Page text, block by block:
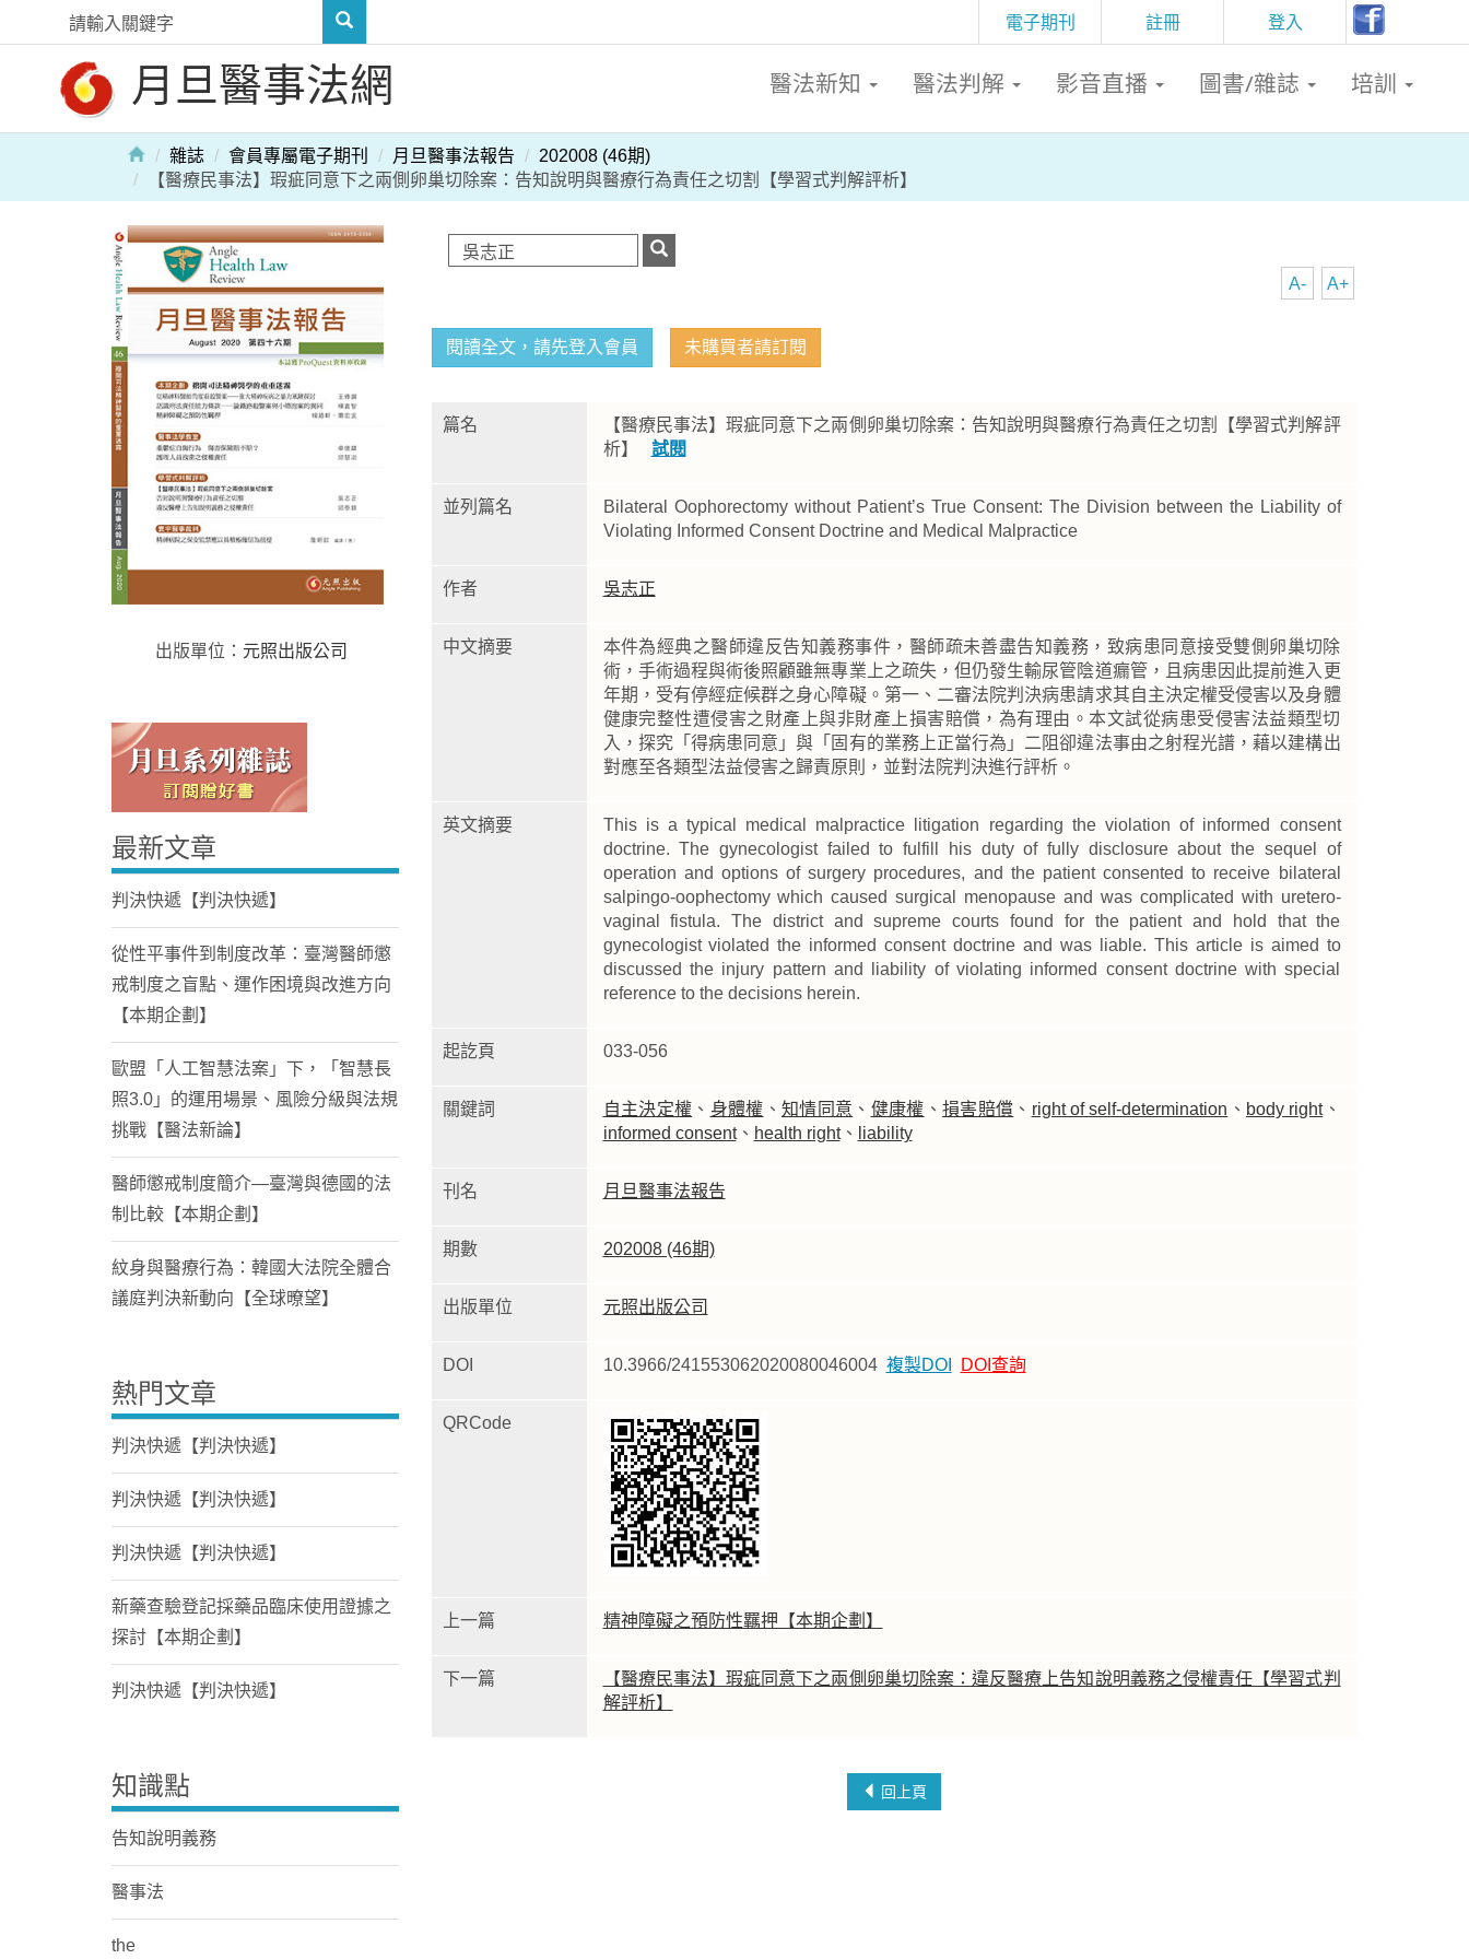
註冊 登入
電子期刊
月旦醫事法網 醫法新知 醫法判解 影音直播 圖書/雜誌 培訓
雜誌 會員專屬電子期刊 月旦醫事法報告
202008 (46期)
【醫療民事法】瑕疵同意下之兩側卵巢切除案：告知說明與醫療行為責任之切割【學習式判解評析】
A+
A-
閱讀全文，請先登入會員 未購買者請訂閱
篇名
【醫療民事法】瑕疵同意下之兩側卵巢切除案：告知說明與醫療行為責任之切割【學習式判解評
析】 試閱
並列篇名
Bilateral Oophorectomy without Patient’s True Consent: The Division between the Liability of
Violating Informed Consent Doctrine and Medical Malpractice
作者 吳志正
中文摘要
本件為經典之醫師違反告知義務事件，醫師疏未善盡告知義務，致病患同意接受雙側卵巢切除
術，手術過程與術後照顧雖無專業上之疏失，但仍發生輸尿管陰道瘺管，且病患因此提前進入更
年期，受有停經症候群之身心障礙。第一、二審法院判決病患請求其自主決定權受侵害以及身體
健康完整性遭侵害之財產上與非財產上損害賠償，為有理由。本文試從病患受侵害法益類型切
入，探究「得病患同意」與「固有的業務上正當行為」二阻卻違法事由之射程光譜，藉以建構出
對應至各類型法益侵害之歸責原則，並對法院判決進行評析。
英文摘要
This is a typical medical malpractice litigation regarding the violation of informed consent
doctrine. The gynecologist failed to fulfill his duty of fully disclosure about the sequel of
operation and options of surgery procedures, and the patient consented to receive bilateral
salpingo-oophectomy which caused surgical menopause and was complicated with uretero-
vaginal fistula. The district and supreme courts found for the patient and hold that the
gynecologist violated the informed consent doctrine and was liable. This article is aimed to
discussed the injury pattern and liability of violating informed consent doctrine with special
reference to the decisions herein.
起訖頁 033-056
關鍵詞 自主決定權 、 身體權 、 知情同意 、 健康權 、 損害賠償 、 right of self-determination 、 body right、
informed consent、 health right、 liability
刊名 月旦醫事法報告
期數 202008 (46期)
出版單位 元照出版公司
DOI 10.3966/241553062020080046004 複製DOI DOI查詢
QRCode
上一篇 精神障礙之預防性羈押【本期企劃】
下一篇
【醫療民事法】瑕疵同意下之兩側卵巢切除案：違反醫療上告知說明義務之侵權責任【學習式判
解評析】
回上頁
出版單位： 元照出版公司
最新文章
判決快遞【判決快遞】
從性平事件到制度改革：臺灣醫師懲
戒制度之盲點、運作困境與改進方向
【本期企劃】
歐盟「人工智慧法案」下，「智慧長
照3.0」的運用場景、風險分級與法規
挑戰【醫法新論】
醫師懲戒制度簡介—臺灣與德國的法
制比較【本期企劃】
紋身與醫療行為：韓國大法院全體合
議庭判決新動向【全球暸望】
熱門文章
判決快遞【判決快遞】
判決快遞【判決快遞】
判決快遞【判決快遞】
新藥查驗登記採藥品臨床使用證據之
探討【本期企劃】
判決快遞【判決快遞】
知識點
告知說明義務
醫事法
the